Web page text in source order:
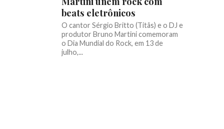
beats eletrônicos
O cantor Sérgio Britto (Titãs) e o DJ e
produtor Bruno Martini comemoram
o Dia Mundial do Rock, em 13 de
julho,...